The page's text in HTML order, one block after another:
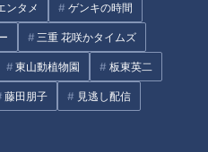
ンタメ ゲンキの時間
三重 花咲かタイムズ
東山動植物園 板東英二
藤田朋子 見逃し配信